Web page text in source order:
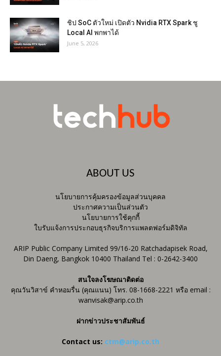
ชิป SoC ตัวใหม่ เปิดตัว Nvidia RTX Spark ชู
Local AI พกพาได้
June 5, 2026
ABOUT US
นโยบายการคุ้มครองข้อมูลส่วนบุคคล
ประกาศความเป็นส่วนตัว
นโยบายการใช้คุกกี้
ใบรับแจ้งการประกอบธุรกิจบริการแพลตฟอร์มดิจิทัล
ARIP Public Company Limited 99/16-20 Ratchadapisek Road,
Din Daeng, Bangkok 10400 Thailand Tel : 0-2642-3400
สนใจลงโฆษณาติดต่อ
คุณวันวิสาข์ คำหอมรื่น (คุณแนน) โทร. 08-1668-2221 หรือ email :
wanvisak@arip.co.th
ฝากข่าวประชาสัมพันธ์
Contact us: ctm@arip.co.th